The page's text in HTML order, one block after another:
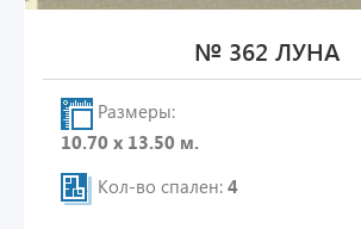
№ 362 ЛУНА
Размеры:
10.70 х 13.50 м.
Кол-во спален: 4